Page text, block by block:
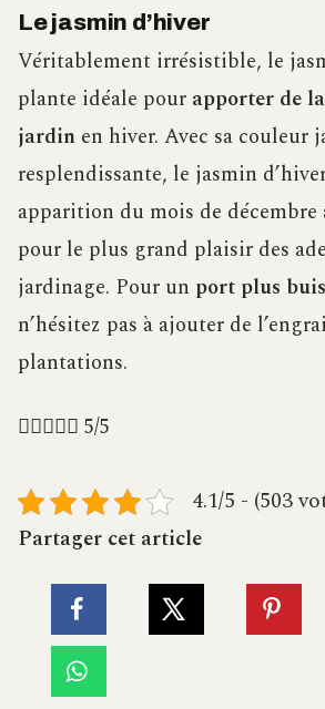
Le jasmin d’hiver
Véritablement irrésistible, le
plante idéale pour apporter de
jardin en hiver. Avec sa couleur
resplendissante, le jasmin
apparition du mois de décembre
pour le plus grand plaisir des
jardinage. Pour un port plus
n’hésitez pas à ajouter de
plantations.
 5/5
4.1/5 - (503
Partager cet article